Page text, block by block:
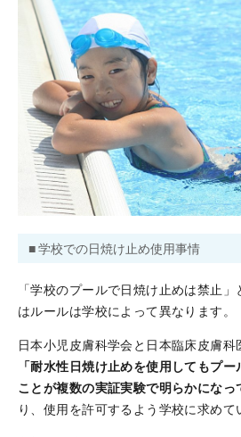
■ 学校での日焼け止め使用事情
「学校のプールで日焼け止めは禁止
はルールは学校によって異なります。
日本小児皮膚科学会と日本臨床皮膚科
「耐水性日焼け止めを使用してもプ
ことが複数の実証実験で明らかになっ
り、使用を許可するよう学校に求めて